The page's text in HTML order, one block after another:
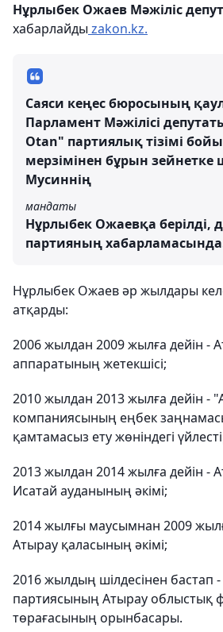
Нұрлыбек Ожаев Мәжіліс
хабарлайды zakon.kz.
Саяси кеңес бюросының
Парламент Мәжілісі
Otan" партиялық тізімі
мерзімінен бұрын
Мусиннің
мандаты
Нұрлыбек Ожаевқа берілді,
партияның
Нұрлыбек Ожаев әр жылдары
атқарды:
2006 жылдан 2009 жылға дейін -
аппаратының жетекшісі;
2010 жылдан 2013 жылға дейін -
компаниясының еңбек
қамтамасыз ету жөніндегі
2013 жылдан 2014 жылға дейін -
Исатай ауданының әкімі;
2014 жылғы маусымнан 2009
Атырау қаласының әкімі;
2016 жылдың шілдесінен бастап
партиясының Атырау облыстық
төрағасының орынбасары.